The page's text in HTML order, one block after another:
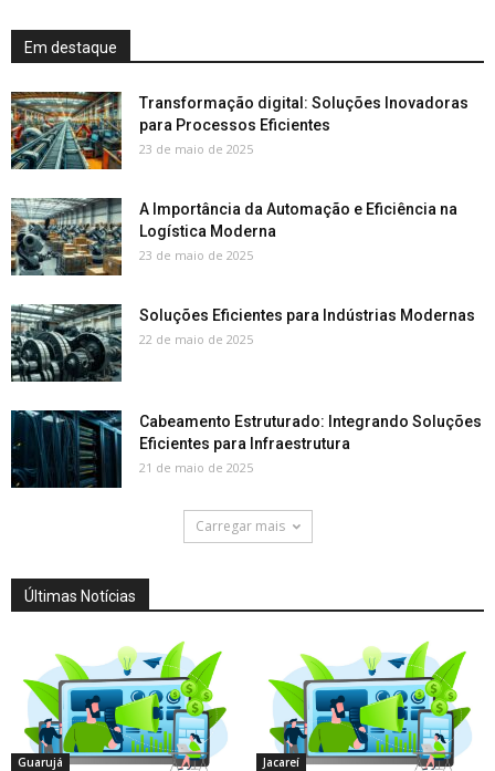
Em destaque
Transformação digital: Soluções Inovadoras
para Processos Eficientes
23 de maio de 2025
A Importância da Automação e Eficiência na
Logística Moderna
23 de maio de 2025
Soluções Eficientes para Indústrias Modernas
22 de maio de 2025
Cabeamento Estruturado: Integrando Soluções
Eficientes para Infraestrutura
21 de maio de 2025
Carregar mais
Últimas Notícias
Guarujá Jacareí